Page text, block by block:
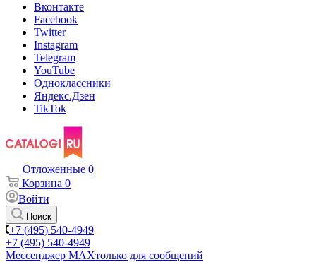
Вконтакте
Facebook
Twitter
Instagram
Telegram
YouTube
Одноклассники
Яндекс.Дзен
TikTok
Отложенные 0
Корзина 0
Войти
Поиск
+7 (495) 540-4949
+7 (495) 540-4949
Мессенджер МАХтолько для сообщений